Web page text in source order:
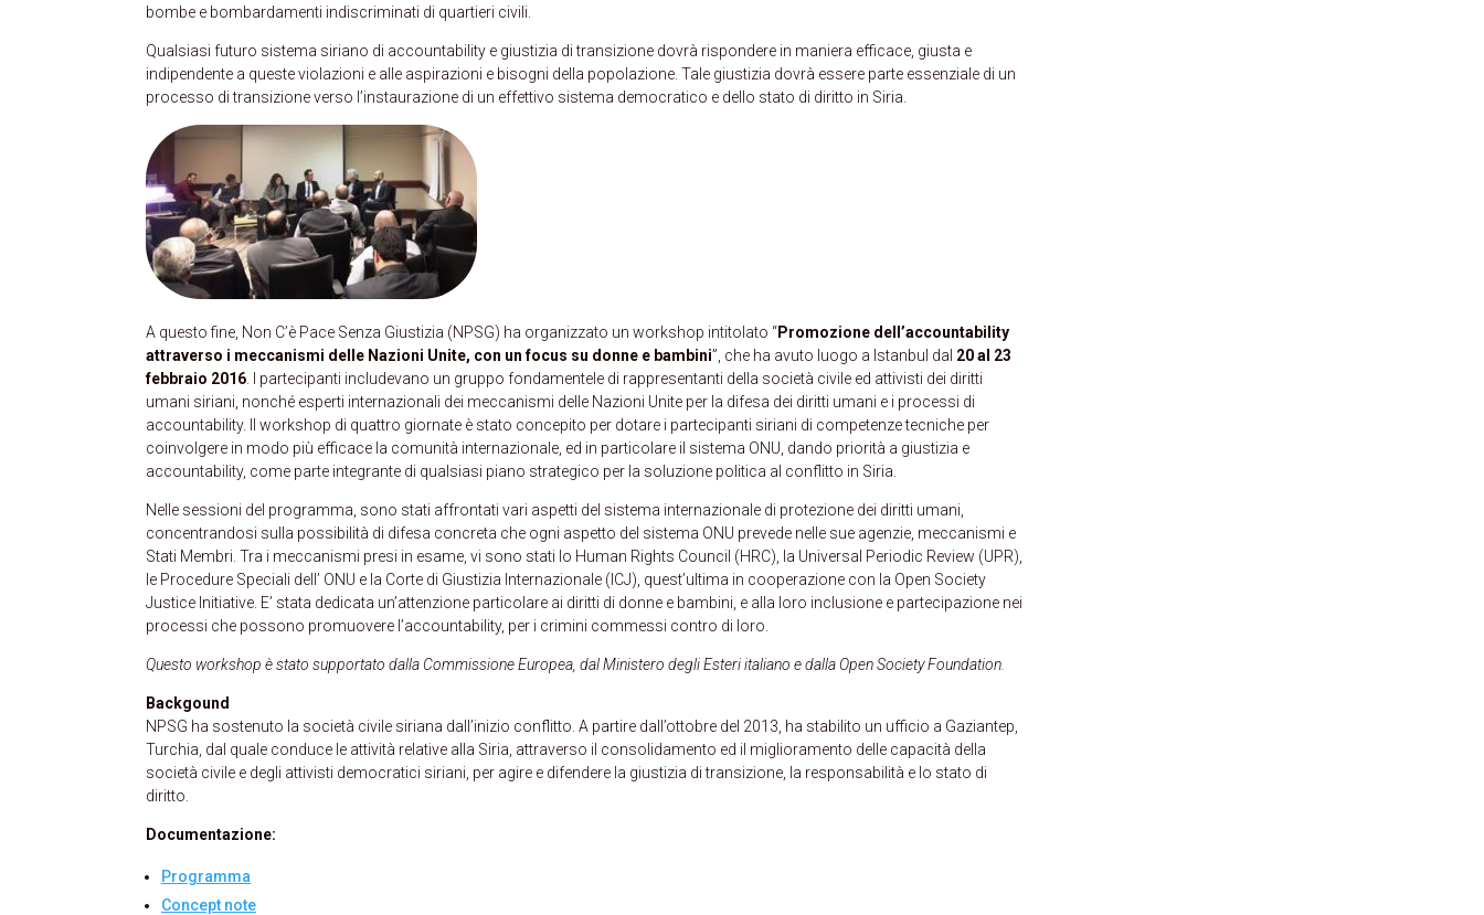
bombe e bombardamenti indiscriminati di quartieri civili.
Qualsiasi futuro sistema siriano di accountability e giustizia di transizione dovrà rispondere in maniera efficace, giusta e
indipendente a queste violazioni e alle aspirazioni e bisogni della popolazione. Tale giustizia dovrà essere parte essenziale di un
processo di transizione verso l’instaurazione di un effettivo sistema democratico e dello stato di diritto in Siria.
A questo fine, Non C’è Pace Senza Giustizia (NPSG) ha organizzato un workshop intitolato “Promozione dell’accountability
attraverso i meccanismi delle Nazioni Unite, con un focus su donne e bambini”, che ha avuto luogo a Istanbul dal 20 al 23
febbraio 2016 . I partecipanti includevano un gruppo fondamentele di rappresentanti della società civile ed attivisti dei diritti
umani siriani, nonché esperti internazionali dei meccanismi delle Nazioni Unite per la difesa dei diritti umani e i processi di
accountability. Il workshop di quattro giornate è stato concepito per dotare i partecipanti siriani di competenze tecniche per
coinvolgere in modo più efficace la comunità internazionale, ed in particolare il sistema ONU, dando priorità a giustizia e
accountability, come parte integrante di qualsiasi piano strategico per la soluzione politica al conflitto in Siria.
Nelle sessioni del programma, sono stati affrontati vari aspetti del sistema internazionale di protezione dei diritti umani,
concentrandosi sulla possibilità di difesa concreta che ogni aspetto del sistema ONU prevede nelle sue agenzie, meccanismi e
Stati Membri. Tra i meccanismi presi in esame, vi sono stati lo Human Rights Council (HRC), la Universal Periodic Review (UPR),
le Procedure Speciali dell’ ONU e la Corte di Giustizia Internazionale (ICJ), quest’ultima in cooperazione con la Open Society
Justice Initiative. E’ stata dedicata un’attenzione particolare ai diritti di donne e bambini, e alla loro inclusione e partecipazione nei
processi che possono promuovere l’accountability, per i crimini commessi contro di loro.
Questo workshop è stato supportato dalla Commissione Europea, dal Ministero degli Esteri italiano e dalla Open Society Foundation.
Backgound
NPSG ha sostenuto la società civile siriana dall’inizio conflitto. A partire dall’ottobre del 2013, ha stabilito un ufficio a Gaziantep,
Turchia, dal quale conduce le attività relative alla Siria, attraverso il consolidamento ed il miglioramento delle capacità della
società civile e degli attivisti democratici siriani, per agire e difendere la giustizia di transizione, la responsabilità e lo stato di
diritto.
Documentazione:
Programma
Concept note